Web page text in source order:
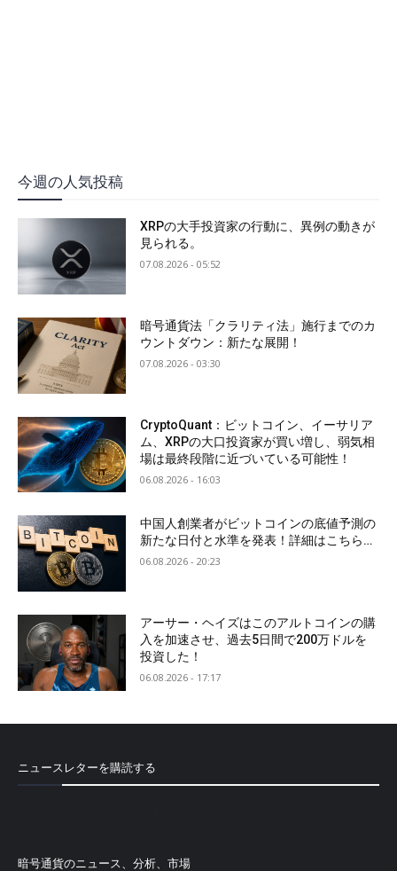
今週の人気投稿
XRPの大手投資家の行動に、異例の動きが
見られる。
07.08.2026 - 05:52
暗号通貨法「クラリティ法」施行までのカ
ウントダウン：新たな展開！
07.08.2026 - 03:30
CryptoQuant：ビットコイン、イーサリア
ム、XRPの大口投資家が買い増し、弱気相
場は最終段階に近づいている可能性！
06.08.2026 - 16:03
中国人創業者がビットコインの底値予測の
新たな日付と水準を発表！詳細はこちら…
06.08.2026 - 20:23
アーサー・ヘイズはこのアルトコインの購
入を加速させ、過去5日間で200万ドルを
投資した！
06.08.2026 - 17:17
ニュースレターを購読する
暗号通貨のニュース、分析、市場